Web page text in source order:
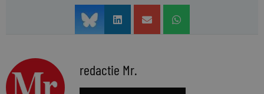
redactie Mr.